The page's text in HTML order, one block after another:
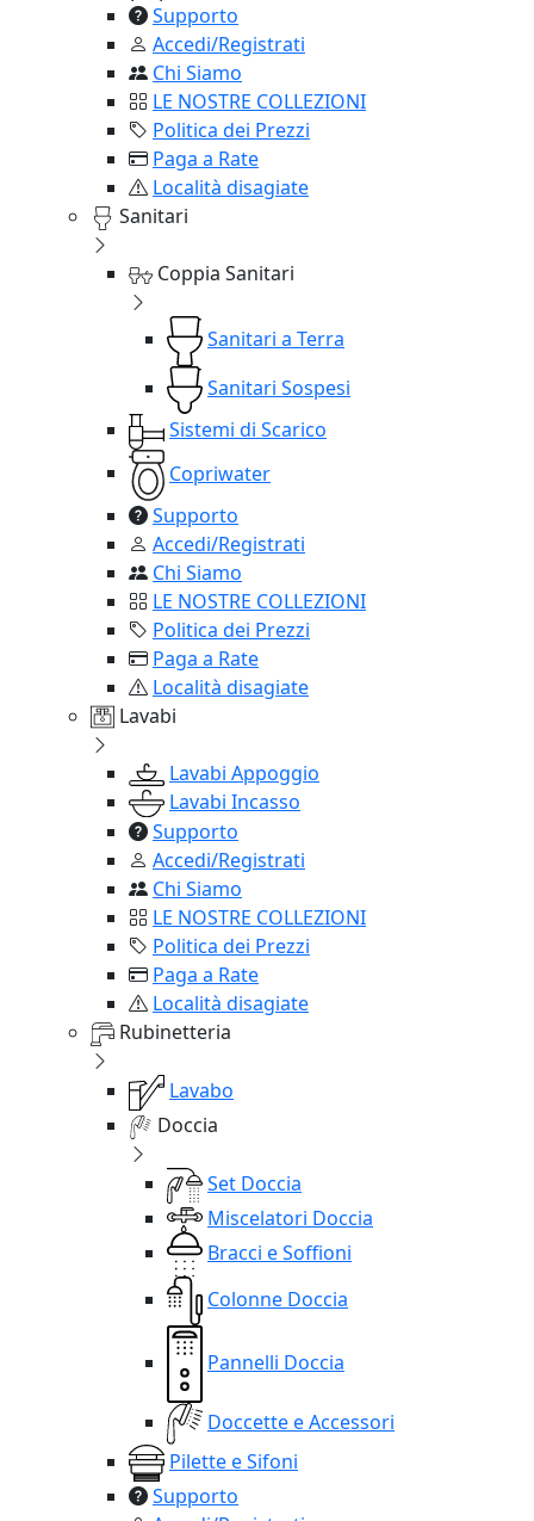
Supporto
Accedi/Registrati
Chi Siamo
LE NOSTRE COLLEZIONI
Politica dei Prezzi
Paga a Rate
Località disagiate
Sanitari
Coppia Sanitari
Sanitari a Terra
Sanitari Sospesi
Sistemi di Scarico
Copriwater
Supporto
Accedi/Registrati
Chi Siamo
LE NOSTRE COLLEZIONI
Politica dei Prezzi
Paga a Rate
Località disagiate
Lavabi
Lavabi Appoggio
Lavabi Incasso
Supporto
Accedi/Registrati
Chi Siamo
LE NOSTRE COLLEZIONI
Politica dei Prezzi
Paga a Rate
Località disagiate
Rubinetteria
Lavabo
Doccia
Set Doccia
Miscelatori Doccia
Bracci e Soffioni
Colonne Doccia
Pannelli Doccia
Doccette e Accessori
Pilette e Sifoni
Supporto